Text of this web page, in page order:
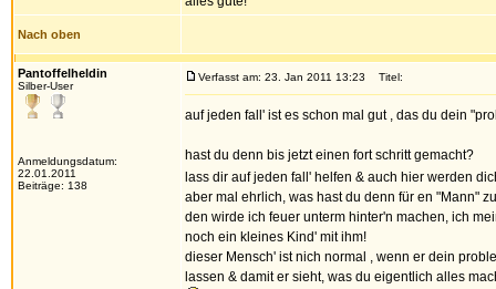
Nach oben
Pantoffelheldin
Silber-User
Anmeldungsdatum:
22.01.2011
Beiträge: 138
Verfasst am: 23. Jan 2011 13:23 Titel:
auf jeden fall' ist es schon mal gut , das du dein
hast du denn bis jetzt einen fort schritt gemacht?
lass dir auf jeden fall' helfen & auch hier werden
aber mal ehrlich, was hast du denn für en "Mann"
den wirde ich feuer unterm hinter'n machen, ich
noch ein kleines Kind' mit ihm!
dieser Mensch' ist nich normal , wenn er dein
lassen & damit er sieht, was du eigentlich alles